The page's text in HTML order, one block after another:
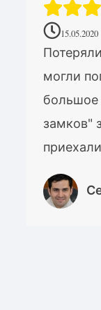
15.05.2020
могли
замков"